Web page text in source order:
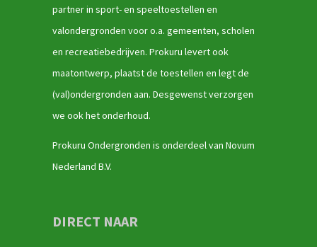
partner in sport- en speeltoestellen en
valondergronden voor o.a. gemeenten, scholen
en recreatiebedrijven. Prokuru levert ook
maatontwerp, plaatst de toestellen en legt de
(val)ondergronden aan. Desgewenst verzorgen
we ook het onderhoud.
Prokuru Ondergronden is onderdeel van Novum
Nederland B.V.
DIRECT NAAR